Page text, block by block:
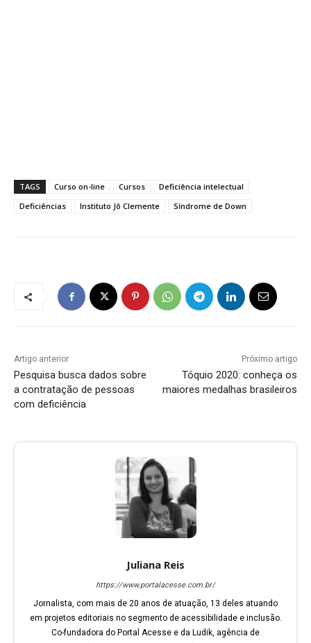
TAGS Curso on-line Cursos
Deficiência intelectual
Deficiências
Instituto Jô Clemente Síndrome de Down
Artigo anterior
Pesquisa busca dados sobre
a contratação de pessoas
com deficiência
Próximo artigo
Tóquio 2020: conheça os
maiores medalhas brasileiros
Juliana Reis
https://www.portalacesse.com.br/
Jornalista, com mais de 20 anos de atuação, 13 deles atuando
em projetos editoriais no segmento de acessibilidade e inclusão.
Co-fundadora do Portal Acesse e da Ludik, agência de